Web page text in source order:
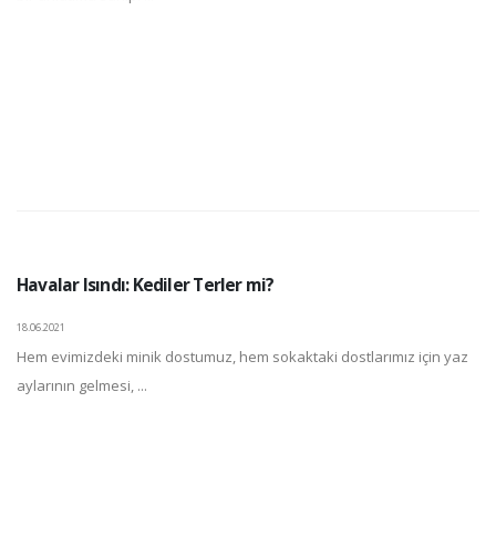
Havalar Isındı: Kediler Terler mi?
18.06.2021
Hem evimizdeki minik dostumuz, hem sokaktaki dostlarımız için yaz
aylarının gelmesi, ...